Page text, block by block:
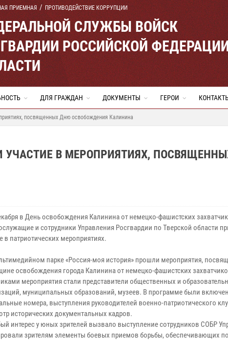
ПРИЕМНАЯ ПРОТИВОДЕЙСТВИЕ КОРРУПЦИИ
СЛУЖБЫ ВОЙСК
РОССИЙСКОЙ
ДЛЯ ГРАЖДАН ДОКУМЕНТЫ ГЕРОИ
посвященных Дню освобождения Калинина
УЧАСТИЕ В МЕРОПРИЯТИЯХ,
в День освобождения Калинина от немецко-фашистских
и сотрудники Управления Росгвардии по Тверской области
в патриотических мероприятиях.
парке «Россия-моя история» прошли мероприятия,
освобождения города Калинина от немецко-фашистских
мероприятия стали представители общественных и
муниципальных образований, музеев. В программе были
номера, выступления руководителей военно-патриотического
исторических документальных кадров.
интерес у юных зрителей вызвало выступление сотрудников СОБР
зрителям элементы боевых приемов борьбы, обеспечивающих